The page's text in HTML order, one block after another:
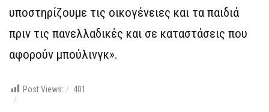
υποστηρίζουμε τις οικογένειες και τα παιδιά
πριν τις πανελλαδικές και σε καταστάσεις που
αφορούν μπούλινγκ».
Post Views: 401